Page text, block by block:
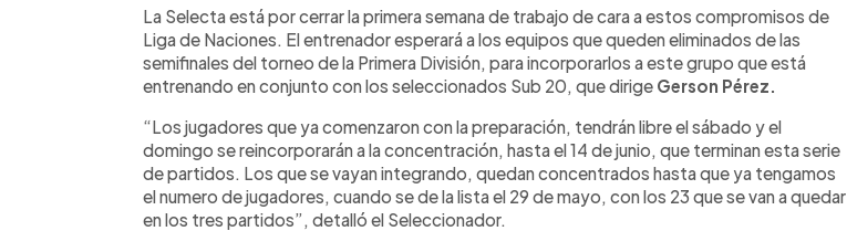
La Selecta está por cerrar la primera semana de trabajo de cara a estos compromisos de
Liga de Naciones. El entrenador esperará a los equipos que queden eliminados de las
semifinales del torneo de la Primera División, para incorporarlos a este grupo que está
entrenando en conjunto con los seleccionados Sub 20, que dirige Gerson Pérez.
“Los jugadores que ya comenzaron con la preparación, tendrán libre el sábado y el
domingo se reincorporarán a la concentración, hasta el 14 de junio, que terminan esta serie
de partidos. Los que se vayan integrando, quedan concentrados hasta que ya tengamos
el numero de jugadores, cuando se de la lista el 29 de mayo, con los 23 que se van a quedar
en los tres partidos”, detalló el Seleccionador.